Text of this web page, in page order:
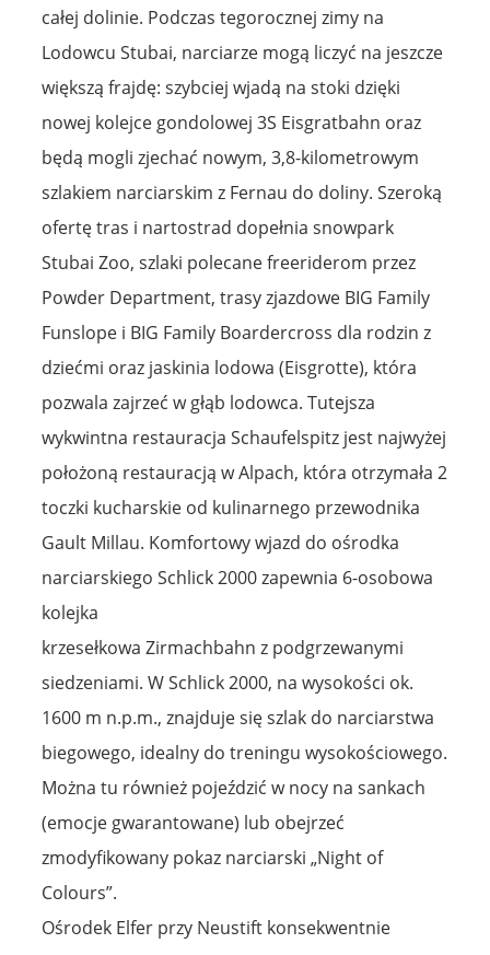
całej dolinie. Podczas tegorocznej zimy na
Lodowcu Stubai, narciarze mogą liczyć na jeszcze
większą frajdę: szybciej wjadą na stoki dzięki
nowej kolejce gondolowej 3S Eisgratbahn oraz
będą mogli zjechać nowym, 3,8-kilometrowym
szlakiem narciarskim z Fernau do doliny. Szeroką
ofertę tras i nartostrad dopełnia snowpark
Stubai Zoo, szlaki polecane freeriderom przez
Powder Department, trasy zjazdowe BIG Family
Funslope i BIG Family Boardercross dla rodzin z
dziećmi oraz jaskinia lodowa (Eisgrotte), która
pozwala zajrzeć w głąb lodowca. Tutejsza
wykwintna restauracja Schaufelspitz jest najwyżej
położoną restauracją w Alpach, która otrzymała 2
toczki kucharskie od kulinarnego przewodnika
Gault Millau. Komfortowy wjazd do ośrodka
narciarskiego Schlick 2000 zapewnia 6-osobowa
kolejka
krzesełkowa Zirmachbahn z podgrzewanymi
siedzeniami. W Schlick 2000, na wysokości ok.
1600 m n.p.m., znajduje się szlak do narciarstwa
biegowego, idealny do treningu wysokościowego.
Można tu również pojeździć w nocy na sankach
(emocje gwarantowane) lub obejrzeć
zmodyfikowany pokaz narciarski „Night of
Colours”.
Ośrodek Elfer przy Neustift konsekwentnie